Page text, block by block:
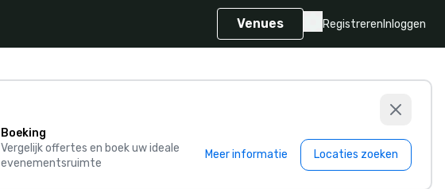
Venues Registreren Inloggen
Boeking
Vergelijk offertes en boek uw ideale
evenementsruimte
Meer informatie Locaties zoeken